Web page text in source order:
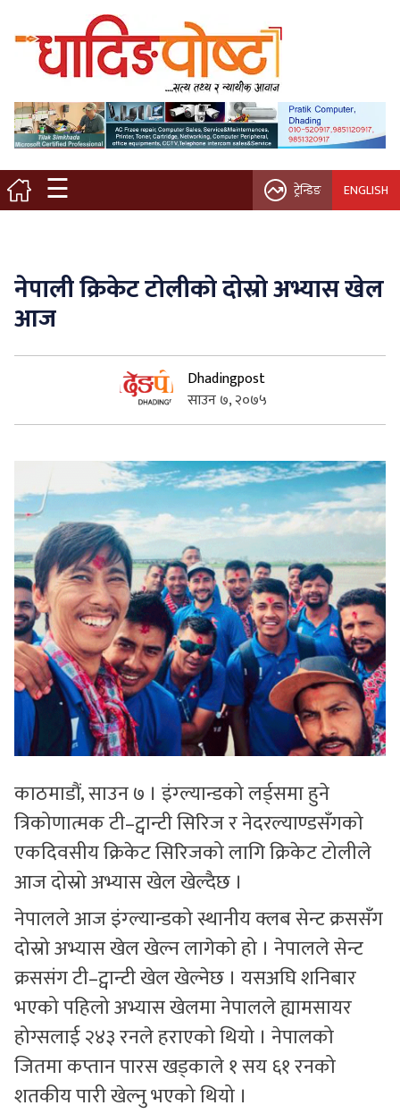
☰
मुख्य पृष्ठ
स्थानीय समाचार
विचार / ब्लग
नगर/गाउँ पालिका
कृषि/सहकारी
साहित्य / संस्कृति
सुचनाहरु
भिडियो
ट्रेन्डिङ ENGLISH
नेपाली क्रिकेट टोलीको दोस्रो अभ्यास खेल
आज
Dhadingpost
साउन ७, २०७५
काठमाडौं, साउन ७ । इंग्ल्यान्डको लर्ड्समा हुने
त्रिकोणात्मक टी–ट्वान्टी सिरिज र नेदरल्याण्डसँगको
एकदिवसीय क्रिकेट सिरिजको लागि क्रिकेट टोलीले
आज दोस्रो अभ्यास खेल खेल्दैछ ।
नेपालले आज इंग्ल्यान्डको स्थानीय क्लब सेन्ट क्रससँग
दोस्रो अभ्यास खेल खेल्न लागेको हो । नेपालले सेन्ट
क्रससंग टी–ट्वान्टी खेल खेल्नेछ । यसअघि शनिबार
भएको पहिलो अभ्यास खेलमा नेपालले ह्यामसायर
होग्सलाई २४३ रनले हराएको थियो । नेपालको
जितमा कप्तान पारस खड्काले १ सय ६१ रनको
शतकीय पारी खेल्नु भएको थियो ।